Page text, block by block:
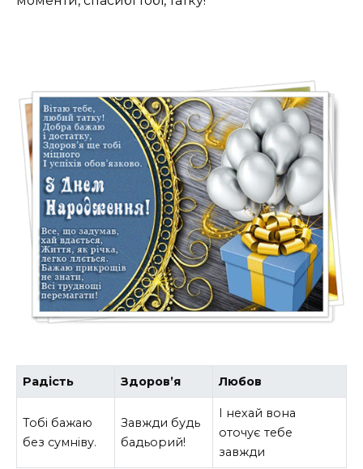
Радість Здоров’я Любов
Тобі бажаю
без сумніву.
Завжди будь
бадьорий!
І нехай вона
оточує тебе
завжди